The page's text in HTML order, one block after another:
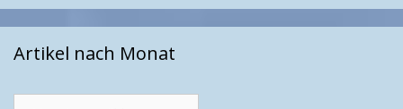
Artikel nach Monat